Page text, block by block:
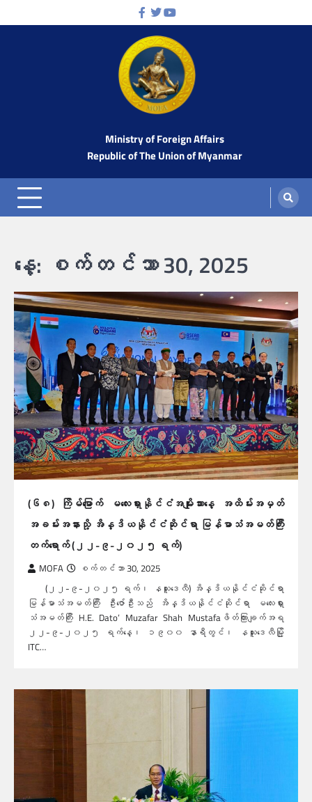
to
Facebook
TwitterYoutube
Ministry of Foreign Affairs
Republic of The Union of Myanmar
နေ့: စက်တင်ဘာ 30, 2025
(၆၈) ကြိမ်မြောက် မလေးရှားနိုင်ငံအမျိုးသားနေ့ အထိမ်းအမှတ်
အခမ်းအနားသို့ အိန္ဒိယနိုင်ငံဆိုင်ရာ မြန်မာသံအမတ်ကြီး
တက်ရောက် (၂၂-၉-၂၀၂၅ ရက်)
MOFA စက်တင်ဘာ 30, 2025
(၂၂-၉-၂၀၂၅ ရက်၊ နယူးဒေလီ) အိန္ဒိယနိုင်ငံဆိုင်ရာ
မြန်မာသံအမတ်ကြီး ဦးဇော်ဦးသည် အိန္ဒိယနိုင်ငံဆိုင်ရာ မလေးရှား
သံအမတ်ကြီး H.E. Dato’ Muzafar Shah Mustafaဖိတ်ကြားချက်အရ
၂၂-၉-၂၀၂၅ ရက်နေ့၊ ၁၉၀၀ နာရီတွင်၊ နယူးဒေလီမြို့
ITC…